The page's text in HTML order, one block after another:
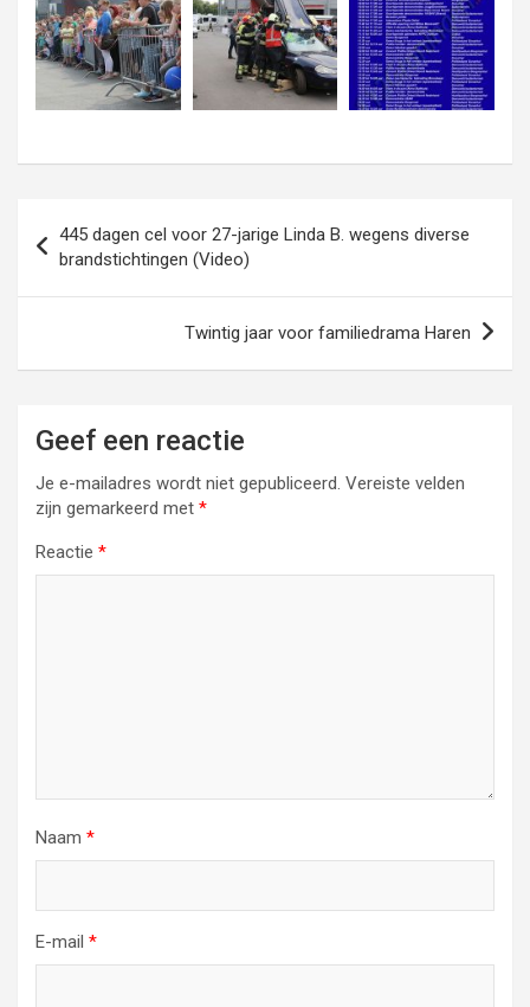
navigatie
445 dagen cel voor 27-jarige Linda B. wegens diverse
brandstichtingen (Video)
Twintig jaar voor familiedrama Haren
Geef een reactie
Je e-mailadres wordt niet gepubliceerd. Vereiste velden
zijn gemarkeerd met *
Reactie *
Naam *
E-mail *